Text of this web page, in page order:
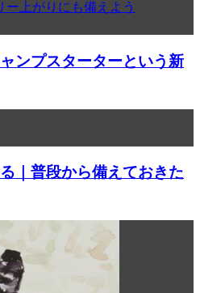
ンプスターターという新
｜普段から備えておきた